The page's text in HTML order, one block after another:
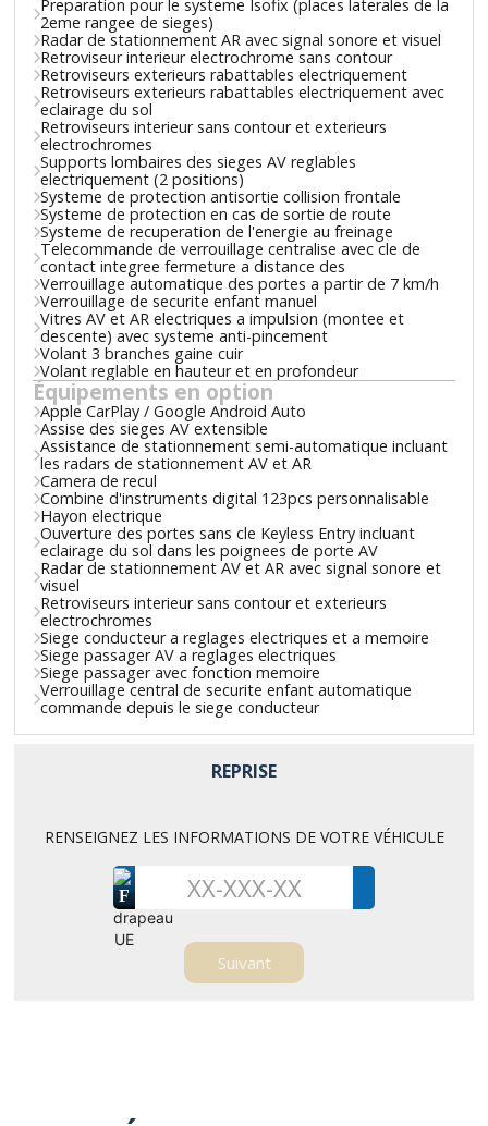
Preparation pour le systeme Isofix (places laterales de la
2eme rangee de sieges)
Radar de stationnement AR avec signal sonore et visuel
Retroviseur interieur electrochrome sans contour
Retroviseurs exterieurs rabattables electriquement
Retroviseurs exterieurs rabattables electriquement avec
eclairage du sol
Retroviseurs interieur sans contour et exterieurs
electrochromes
Supports lombaires des sieges AV reglables
electriquement (2 positions)
Systeme de protection antisortie collision frontale
Systeme de protection en cas de sortie de route
Systeme de recuperation de l'energie au freinage
Telecommande de verrouillage centralise avec cle de
contact integree fermeture a distance des
Verrouillage automatique des portes a partir de 7 km/h
Verrouillage de securite enfant manuel
Vitres AV et AR electriques a impulsion (montee et
descente) avec systeme anti-pincement
Volant 3 branches gaine cuir
Volant reglable en hauteur et en profondeur
Équipements en option
Apple CarPlay / Google Android Auto
Assise des sieges AV extensible
Assistance de stationnement semi-automatique incluant
les radars de stationnement AV et AR
Camera de recul
Combine d'instruments digital 123pcs personnalisable
Hayon electrique
Ouverture des portes sans cle Keyless Entry incluant
eclairage du sol dans les poignees de porte AV
Radar de stationnement AV et AR avec signal sonore et
visuel
Retroviseurs interieur sans contour et exterieurs
electrochromes
Siege conducteur a reglages electriques et a memoire
Siege passager AV a reglages electriques
Siege passager avec fonction memoire
Verrouillage central de securite enfant automatique
commande depuis le siege conducteur
REPRISE
RENSEIGNEZ LES INFORMATIONS DE VOTRE VÉHICULE
F